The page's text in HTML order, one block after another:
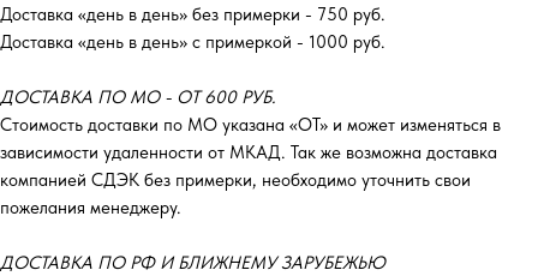
Доставка «день в день» без примерки - 750 руб.
Доставка «день в день» с примеркой - 1000 руб.
ДОСТАВКА ПО МО - ОТ 600 РУБ.
Стоимость доставки по МО указана «ОТ»‎ и может изменяться в
зависимости удаленности от МКАД. Так же возможна доставка
компанией СДЭК без примерки, необходимо уточнить свои
пожелания менеджеру.
ДОСТАВКА ПО РФ И БЛИЖНЕМУ ЗАРУБЕЖЬЮ